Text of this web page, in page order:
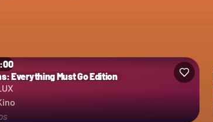
Everything Must Go Edition